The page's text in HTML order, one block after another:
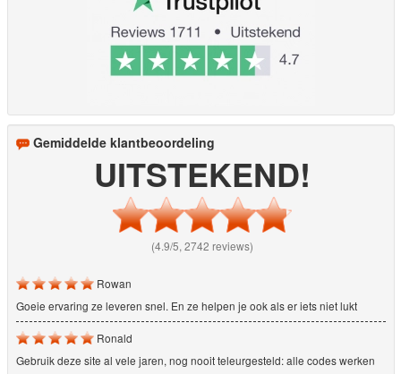
Gemiddelde klantbeoordeling
UITSTEKEND!
(4.9/5, 2742 reviews)
Rowan
Goeie ervaring ze leveren snel. En ze helpen je ook als er iets niet lukt
Ronald
Gebruik deze site al vele jaren, nog nooit teleurgesteld: alle codes werken